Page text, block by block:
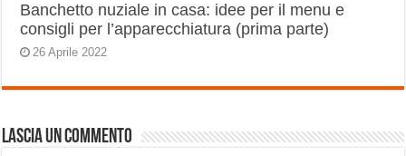
Banchetto nuziale in casa: idee per il menu e
consigli per l’apparecchiatura (prima parte)
26 Aprile 2022
Lascia un commento